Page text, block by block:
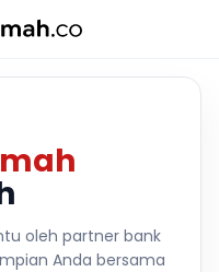
oleh partner bank
Anda bersama